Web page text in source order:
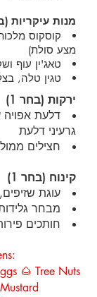
מנות עיקריות
קוסקוס
מצע סולת)
טאג'ין עוף
טגין טלה,
ירקות (בחר 1)
דלעת אפויה
גרעיני דלעת
חצילים
קינוח (בחר 1)
עוגת
מבחר גלידות
חותכים
🌰 Tree Nuts